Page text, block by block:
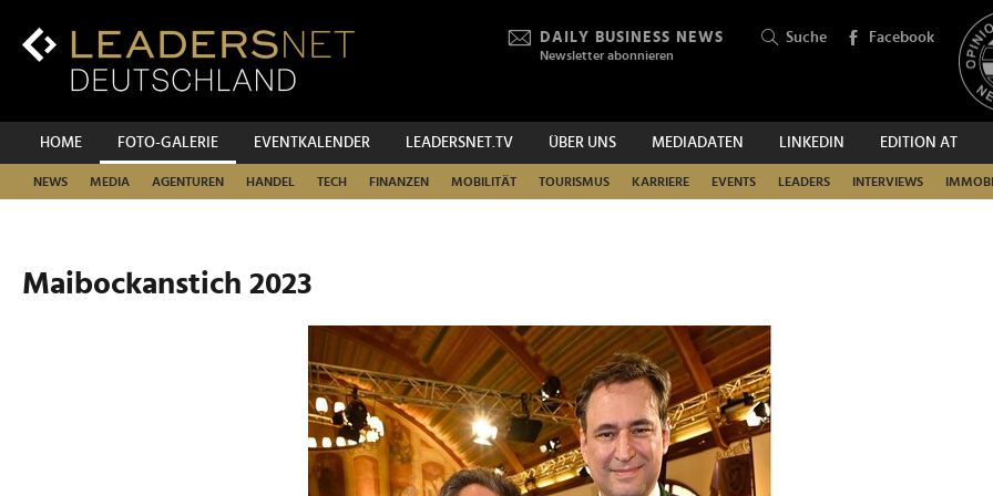
Inhalt
Hauptnavigation
DAILY BUSINESS NEWS
Newsletter abonnieren
Suche Facebook
HOME FOTO-GALERIE EVENTKALENDER LEADERSNET.TV ÜBER UNS MEDIADATEN LINKEDIN EDITION AT
NEWS MEDIA AGENTUREN HANDEL TECH FINANZEN MOBILITÄT TOURISMUS KARRIERE EVENTS LEADERS INTERVIEWS
SUCHEN
Maibockanstich 2023